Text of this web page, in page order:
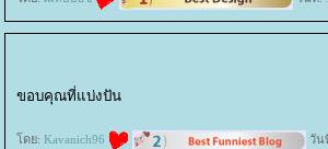
ขอบคุณที่แบ่งปัน
ดย: Kavanich96 วัน